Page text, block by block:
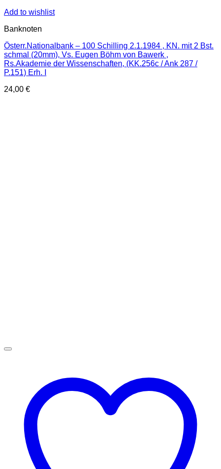
Add to wishlist
Banknoten
Österr.Nationalbank – 100 Schilling 2.1.1984 , KN. mit 2 Bst.
schmal (20mm), Vs. Eugen Böhm von Bawerk ,
Rs.Akademie der Wissenschaften, (KK.256c / Ank 287 /
P.151) Erh. I
24,00 €